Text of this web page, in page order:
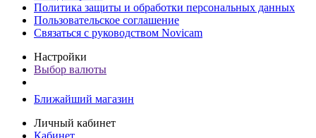
Политика защиты и обработки персональных данных
Пользовательское соглашение
Связаться с руководством Novicam
Настройки
Выбор валюты
Ближайший магазин
Личный кабинет